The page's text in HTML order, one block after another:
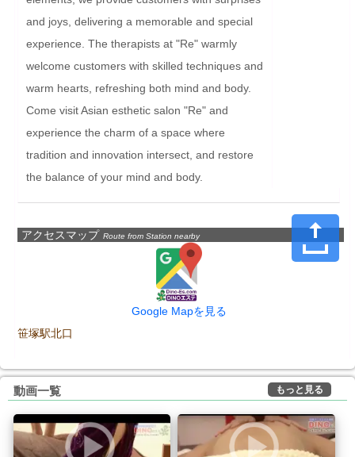
and joys, delivering a memorable and special
experience. The therapists at "Re" warmly
welcome customers with skilled techniques and
warm hearts, refreshing both mind and body.
Come visit Asian esthetic salon "Re" and
experience the charm of a space where
tradition and innovation intersect, and restore
the balance of your mind and body.
アクセスマップ Route from Station nearby
Google Mapを見る
笹塚駅北口
動画一覧 もっと見る